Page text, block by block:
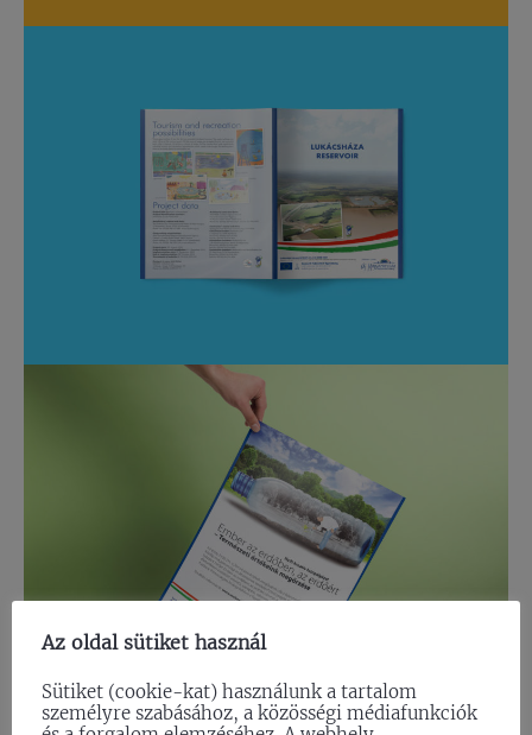
Az oldal sütiket használ
Sütiket (cookie-kat) használunk a tartalom
személyre szabásához, a közösségi médiafunkciók